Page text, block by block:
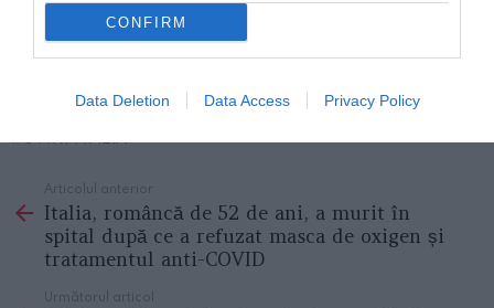
CONFIRM
Data Deletion Data Access Privacy Policy
declarat profesorul Tal Dvir de Centrul Sagol pentru
Biotehnologie Regenerativă din Israel, care a condus
echipa de cercetare.
more
Articolul anterior
Italia, româncă de 52 de ani, a murit în
spital după ce a refuzat masca de oxigen și
tratamentul anti-COVID
Următorul articol